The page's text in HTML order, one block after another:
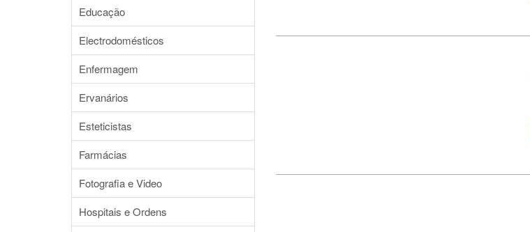
Educação
Electrodomésticos
Enfermagem
Ervanários
Esteticistas
Farmácias
Fotografia e Video
Hospitais e Ordens